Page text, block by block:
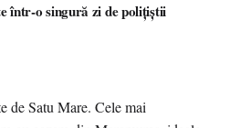
într-o singură zi de polițiștii